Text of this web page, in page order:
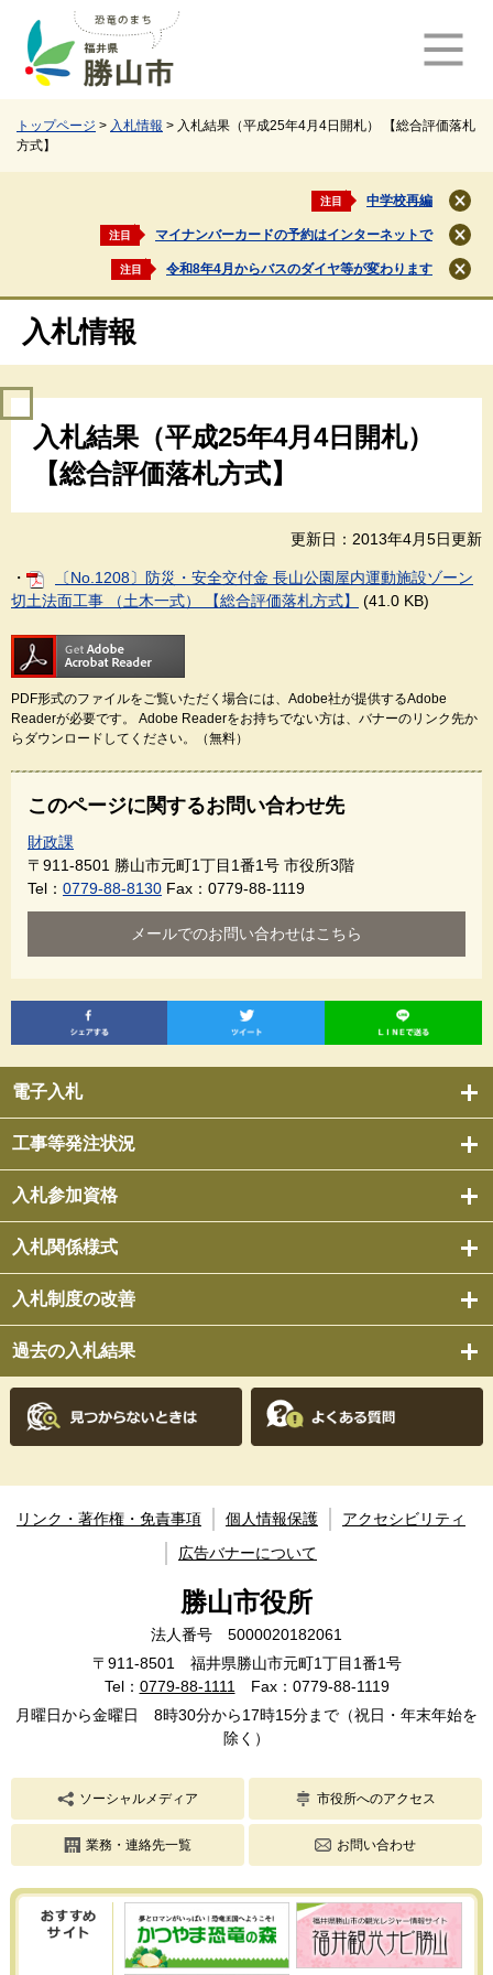
トップページ > 入札情報 > 入札結果（平成25年4月4日開札） 【総合評価落札
方式】
注目 中学校再編
閉
じ
る
注目 マイナンバーカードの予約はインターネットで
閉
じ
る
注目 令和8年4月からバスのダイヤ等が変わります
閉
じ
入札情報
電子入札
工事等発注状況
入札参加資格
入札関係様式
入札制度の改善
過去の入札結果
入札結果（平成25年4月4日開札）
【総合評価落札方式】
更新日：2013年4月5日更新
・
〔No.1208〕防災・安全交付金 長山公園屋内運動施設ゾーン
切土法面工事 （土木一式） 【総合評価落札方式】
(41.0 KB)
PDF形式のファイルをご覧いただく場合には、Adobe社が提供するAdobe
Readerが必要です。
Adobe Readerをお持ちでない方は、バナーのリンク先か
らダウンロードしてください。（無料）
このページに関するお問い合わせ先
財政課
〒911-8501 勝山市元町1丁目1番1号 市役所3階
Tel： 0779-88-8130 Fax：0779-88-1119
メールでのお問い合わせはこちら
リンク・著作権・免責事項 個人情報保護
アクセシビリティ
広告バナーについて
勝山市役所
法人番号 5000020182061
〒911-8501 福井県勝山市元町1丁目1番1号
Tel： 0779-88-1111
Fax：0779-88-1119
月曜日から金曜日 8時30分から17時15分まで（祝日・年末年始を
除く）
ソーシャルメディア 市役所へのアクセス
業務・連絡先一覧 お問い合わせ